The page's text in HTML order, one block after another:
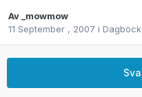
Av_mowmow
11 September , 2007 i